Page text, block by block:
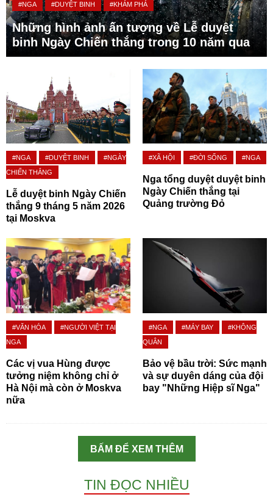
#NGA #DUYỆT BINH #KHÁM PHÁ
Những hình ảnh ấn tượng về Lễ duyệt
binh Ngày Chiến thắng trong 10 năm qua
#NGA #DUYỆT BINH
#NGÀY
CHIẾN THẮNG
Lễ duyệt binh Ngày Chiến
thắng 9 tháng 5 năm 2026
tại Moskva
#XÃ HỘI #ĐỜI SỐNG #NGA
Nga tổng duyệt duyệt binh
Ngày Chiến thắng tại
Quảng trường Đỏ
#VĂN HÓA
#NGƯỜI VIỆT TẠI
NGA
Các vị vua Hùng được
tưởng niệm không chỉ ở
Hà Nội mà còn ở Moskva
nữa
#NGA #MÁY BAY
#KHÔNG
QUÂN
Bảo vệ bầu trời: Sức mạnh
và sự duyên dáng của đội
bay "Những Hiệp sĩ Nga"
BẤM ĐỂ XEM THÊM
TIN ĐỌC NHIỀU